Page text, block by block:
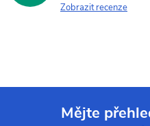
Zobrazit recenze
Mějte